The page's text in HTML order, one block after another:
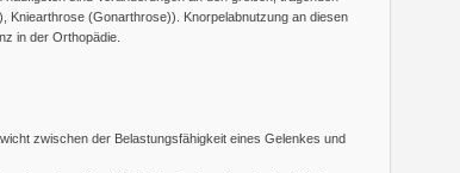
(Gonarthrose)). Knorpelabnutzung an diesen
in der Orthopädie.
zwischen der Belastungsfähigkeit eines Gelenkes und